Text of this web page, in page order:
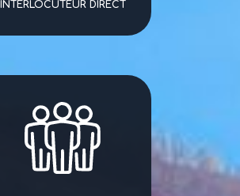
INTERLOCUTEUR DIRECT